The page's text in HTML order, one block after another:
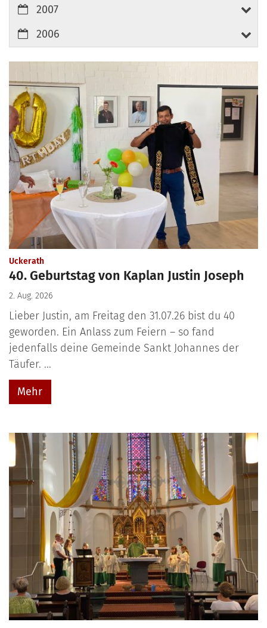
2007
2006
Uckerath:
40. Geburtstag von Kaplan Justin Joseph
2. Aug. 2026
Lieber Justin, am Freitag den 31.07.26 bist du 40
geworden. Ein Anlass zum Feiern – so fand
jedenfalls deine Gemeinde Sankt Johannes der
Täufer. ...
Mehr